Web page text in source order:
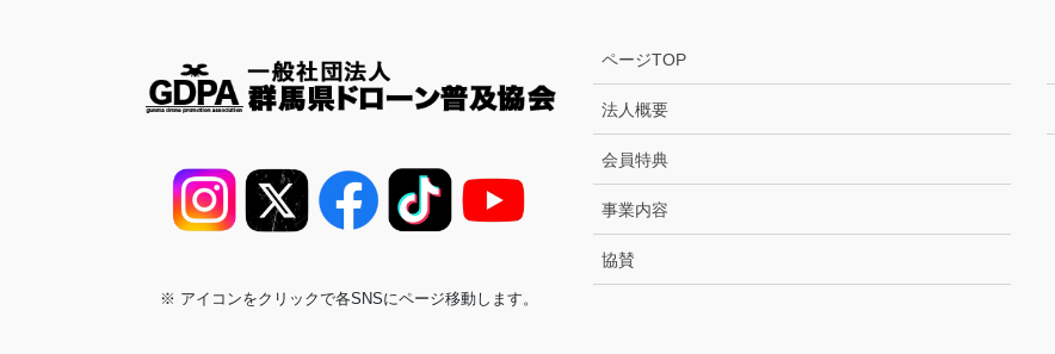
※ アイコンをクリックで各SNSにページ移動します。
ページTOP
法人概要
会員特典
事業内容
協賛